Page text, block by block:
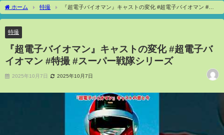
ホーム 特撮
『超電子バイオマン』キャストの変化 #超電子バイオマン #特
撮 #スーパー戦隊シリーズ
特撮
『超電子バイオマン』キャストの変化 #超電子バ
イオマン #特撮 #スーパー戦隊シリーズ
2025年10月7日 2025年10月7日